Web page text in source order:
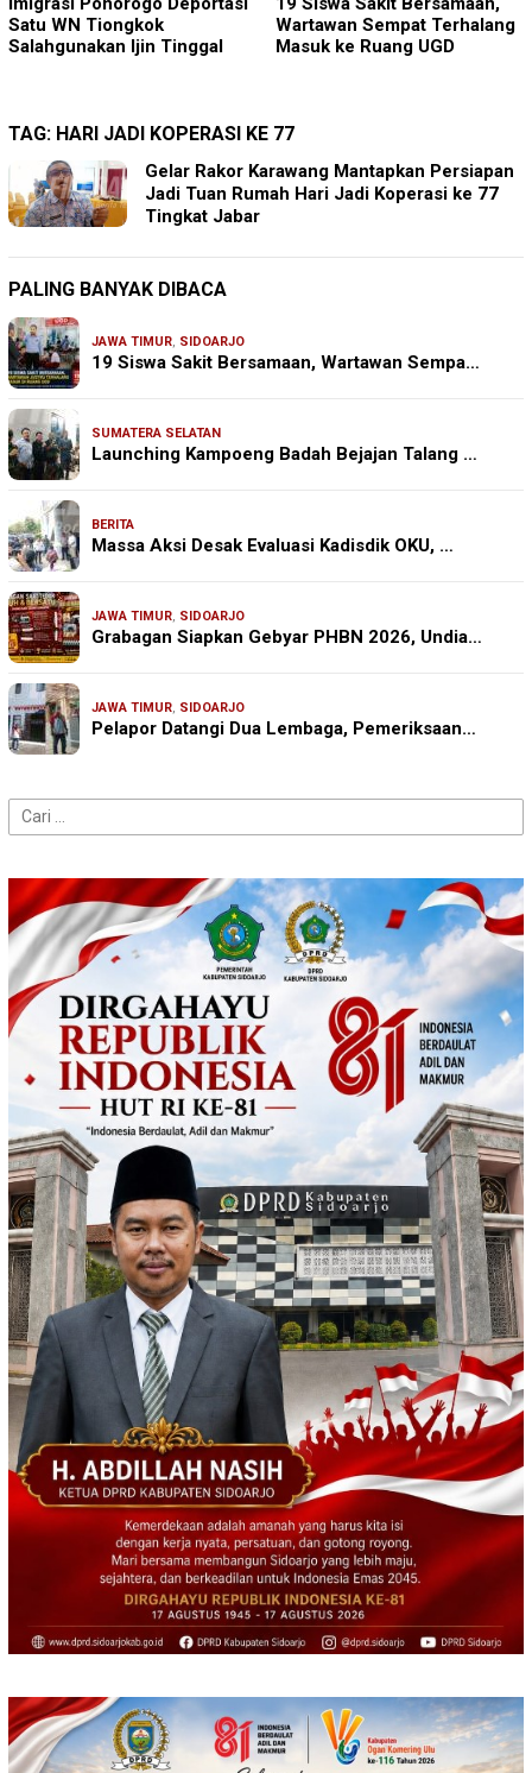
Wartawan Sempat Terhalang
Masuk ke Ruang UGD
Gunung Sanggabuana, KPU
Karawang Jaga Stamina
TAG: HARI JADI KOPERASI KE 77
Gelar Rakor Karawang Mantapkan Persiapan
Jadi Tuan Rumah Hari Jadi Koperasi ke 77
Tingkat Jabar
PALING BANYAK DIBACA
JAWA TIMUR, SIDOARJO
19 Siswa Sakit Bersamaan, Wartawan Sempa…
SUMATERA SELATAN
Launching Kampoeng Badah Bejajan Talang …
BERITA
Massa Aksi Desak Evaluasi Kadisdik OKU, …
JAWA TIMUR, SIDOARJO
Grabagan Siapkan Gebyar PHBN 2026, Undia…
JAWA TIMUR, SIDOARJO
Pelapor Datangi Dua Lembaga, Pemeriksaan…
Cari
untuk: